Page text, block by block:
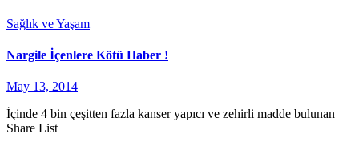
Sağlık ve Yaşam
Nargile İçenlere Kötü Haber !
May 13, 2014
İçinde 4 bin çeşitten fazla kanser yapıcı ve zehirli madde bulunan
Share List